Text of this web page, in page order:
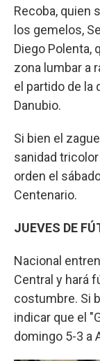
Recoba, quien
los gemelos,
Diego Polenta,
zona lumbar a
el partido de la
Danubio.
Si bien el
sanidad
orden el
Centenario.
JUEVES DE
Nacional
Central y hará
costumbre. Si
indicar que el
domingo 5-3 a